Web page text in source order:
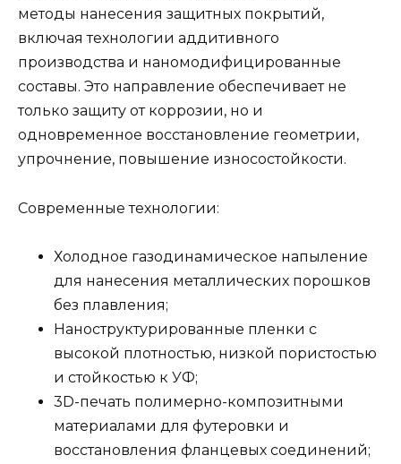
методы нанесения защитных покрытий,
включая технологии аддитивного
производства и наномодифицированные
составы. Это направление обеспечивает не
только защиту от коррозии, но и
одновременное восстановление геометрии,
упрочнение, повышение износостойкости.
Современные технологии:
Холодное газодинамическое напыление
для нанесения металлических порошков
без плавления;
Наноструктурированные пленки с
высокой плотностью, низкой пористостью
и стойкостью к УФ;
3D-печать полимерно-композитными
материалами для футеровки и
восстановления фланцевых соединений;